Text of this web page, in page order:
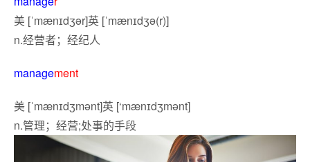
美 [ˈmænɪdʒər]英 [ˈmænɪdʒə(r)]
n.经营者；经纪人
management
美 [ˈmænɪdʒmənt]英 [‘mænɪdʒmənt]
n.管理；经营;处事的手段